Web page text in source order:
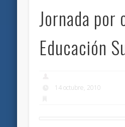
Jornada por
Educación
14 octubre, 2010